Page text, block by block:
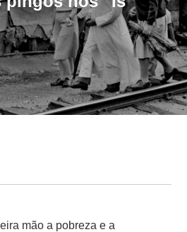
mão a pobreza e a